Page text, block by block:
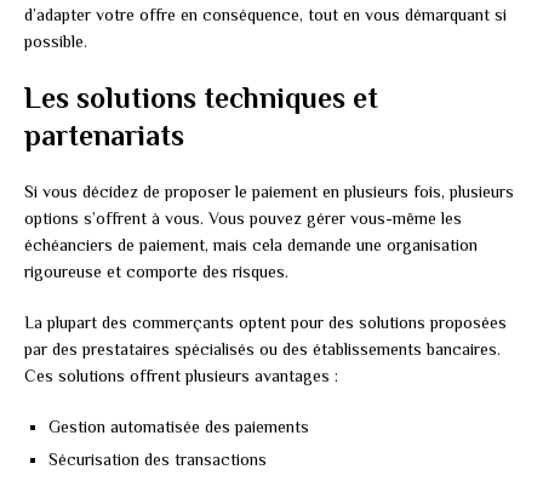
d’adapter votre offre en conséquence, tout en vous démarquant si
possible.
Les solutions techniques et
partenariats
Si vous décidez de proposer le paiement en plusieurs fois, plusieurs
options s’offrent à vous. Vous pouvez gérer vous-même les
échéanciers de paiement, mais cela demande une organisation
rigoureuse et comporte des risques.
La plupart des commerçants optent pour des solutions proposées
par des prestataires spécialisés ou des établissements bancaires.
Ces solutions offrent plusieurs avantages :
Gestion automatisée des paiements
Sécurisation des transactions